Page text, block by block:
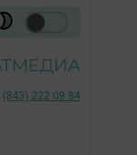
(843) 222 09 84